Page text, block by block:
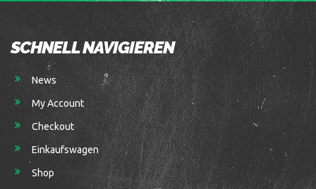
SCHNELL NAVIGIEREN
News
My Account
Checkout
Einkaufswagen
Shop